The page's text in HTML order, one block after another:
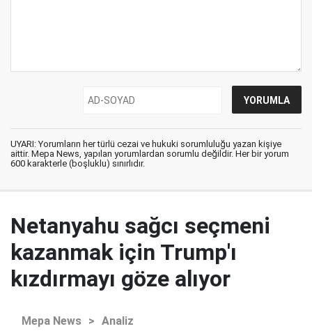
UYARI: Yorumların her türlü cezai ve hukuki sorumluluğu yazan kişiye
aittir. Mepa News, yapılan yorumlardan sorumlu değildir. Her bir yorum
600 karakterle (boşluklu) sınırlıdır.
Netanyahu sağcı seçmeni
kazanmak için Trump'ı
kızdırmayı göze alıyor
Mepa News > Analiz